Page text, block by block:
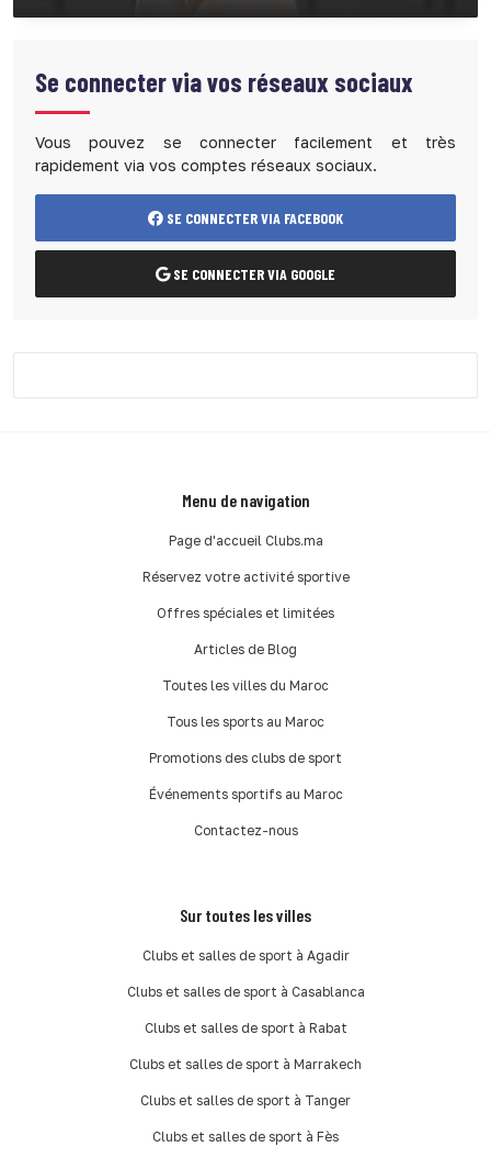
Se connecter via vos réseaux sociaux
Vous pouvez se connecter facilement et très
rapidement via vos comptes réseaux sociaux.
SE CONNECTER VIA FACEBOOK
SE CONNECTER VIA GOOGLE
Menu de navigation
Page d'accueil Clubs.ma
Réservez votre activité sportive
Offres spéciales et limitées
Articles de Blog
Toutes les villes du Maroc
Tous les sports au Maroc
Promotions des clubs de sport
Événements sportifs au Maroc
Contactez-nous
Sur toutes les villes
Clubs et salles de sport à Agadir
Clubs et salles de sport à Casablanca
Clubs et salles de sport à Rabat
Clubs et salles de sport à Marrakech
Clubs et salles de sport à Tanger
Clubs et salles de sport à Fès